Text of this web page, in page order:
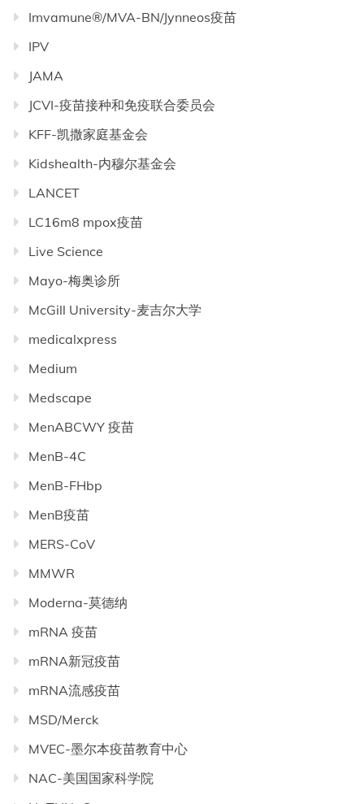
Imvamune®/MVA-BN/Jynneos疫苗
IPV
JAMA
JCVI-疫苗接种和免疫联合委员会
KFF-凯撒家庭基金会
Kidshealth-内穆尔基金会
LANCET
LC16m8 mpox疫苗
Live Science
Mayo-梅奥诊所
McGill University-麦吉尔大学
medicalxpress
Medium
Medscape
MenABCWY 疫苗
MenB-4C
MenB-FHbp
MenB疫苗
MERS-CoV
MMWR
Moderna-莫德纳
mRNA 疫苗
mRNA新冠疫苗
mRNA流感疫苗
MSD/Merck
MVEC-墨尔本疫苗教育中心
NAC-美国国家科学院